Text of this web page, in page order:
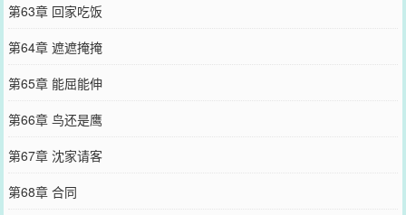
第63章 回家吃饭
第64章 遮遮掩掩
第65章 能屈能伸
第66章 鸟还是鹰
第67章 沈家请客
第68章 合同